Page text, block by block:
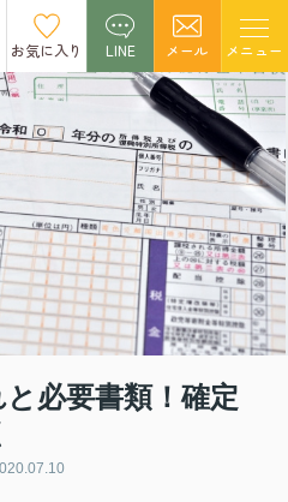
お気に入り LINE メール メニュー
必要書類！確定